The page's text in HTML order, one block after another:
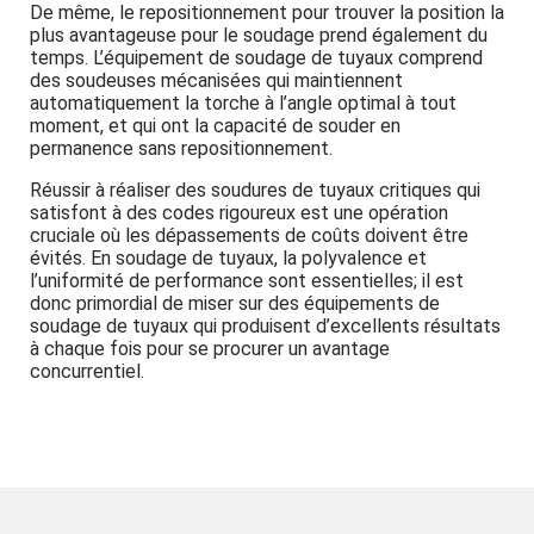
De même, le repositionnement pour trouver la position la
plus avantageuse pour le soudage prend également du
temps. L’équipement de soudage de tuyaux comprend
des soudeuses mécanisées qui maintiennent
automatiquement la torche à l’angle optimal à tout
moment, et qui ont la capacité de souder en
permanence sans repositionnement.
Réussir à réaliser des soudures de tuyaux critiques qui
satisfont à des codes rigoureux est une opération
cruciale où les dépassements de coûts doivent être
évités. En soudage de tuyaux, la polyvalence et
l’uniformité de performance sont essentielles; il est
donc primordial de miser sur des équipements de
soudage de tuyaux qui produisent d’excellents résultats
à chaque fois pour se procurer un avantage
concurrentiel.